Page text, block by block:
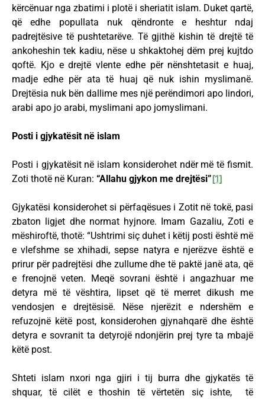
kërcënuar nga zbatimi i plotë i sheriatit islam. Duket qartë,
që edhe popullata nuk qëndronte e heshtur ndaj
padrejtësive të pushtetarëve. Të gjithë kishin të drejtë të
ankoheshin tek kadiu, nëse u shkaktohej dëm prej kujtdo
qoftë. Kjo e drejtë vlente edhe për nënshtetasit e huaj,
madje edhe për ata të huaj që nuk ishin myslimanë.
Drejtësia nuk bën dallime mes një perëndimori apo lindori,
arabi apo jo arabi, myslimani apo jomyslimani.
Posti i gjykatësit në islam
Posti i gjykatësit në islam konsiderohet ndër më të fismit.
Zoti thotë në Kuran: “Allahu gjykon me drejtësi”[1]
Gjykatësi konsiderohet si përfaqësues i Zotit në tokë, pasi
zbaton ligjet dhe normat hyjnore. Imam Gazaliu, Zoti e
mëshiroftë, thotë: “Ushtrimi siç duhet i këtij posti është më
e vlefshme se xhihadi, sepse natyra e njerëzve është e
prirur për padrejtësi dhe zullume dhe të paktë janë ata, që
e frenojnë veten. Meqë sovrani është i angazhuar me
detyra më të vështira, lipset që të merret dikush me
vendosjen e drejtësisë. Nëse njerëzit e ndershëm e
refuzojnë këtë post, konsiderohen gjynahqarë dhe është
detyra e sovranit ta detyrojë ndonjërin prej tyre ta mbajë
këtë post.
Shteti islam nxori nga gjiri i tij burra dhe gjykatës të
shquar, të cilët e thoshin të vërtetën siç ishte, të